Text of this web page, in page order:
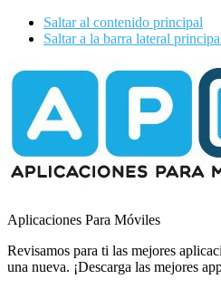
Saltar al contenido principal
Saltar a la barra lateral
Additional
menu
Aplicaciones Para Móviles
Revisamos para ti las mejores
una nueva. ¡Descarga las mejores